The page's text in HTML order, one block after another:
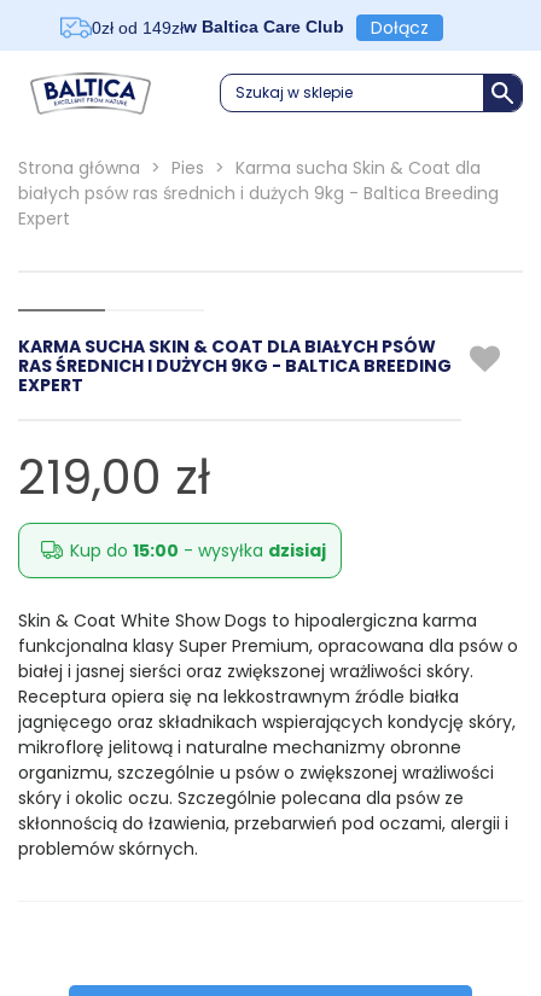
0zł od 149złw Baltica Care Club Dołącz
Szukaj w sklepie
Strona główna > Pies > Karma sucha Skin & Coat dla
białych psów ras średnich i dużych 9kg - Baltica Breeding
Expert
KARMA SUCHA SKIN & COAT DLA BIAŁYCH PSÓW
RAS ŚREDNICH I DUŻYCH 9KG - BALTICA BREEDING
EXPERT
219,00 zł
Kup do 15:00 - wysyłka dzisiaj
Skin & Coat White Show Dogs to hipoalergiczna karma
funkcjonalna klasy Super Premium, opracowana dla psów o
białej i jasnej sierści oraz zwiększonej wrażliwości skóry.
Receptura opiera się na lekkostrawnym źródle białka
jagnięcego oraz składnikach wspierających kondycję skóry,
mikroflorę jelitową i naturalne mechanizmy obronne
organizmu, szczególnie u psów o zwiększonej wrażliwości
skóry i okolic oczu. Szczególnie polecana dla psów ze
skłonnością do łzawienia, przebarwień pod oczami, alergii i
problemów skórnych.